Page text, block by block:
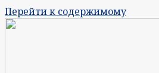
Перейти к содержимому